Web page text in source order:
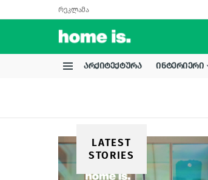
რეკლამა
ᲐᲠᲥᲘᲢᲔᲥᲢᲣᲠᲐ ᲘᲜᲢᲔᲠᲘᲔᲠᲘ
LATEST
STORIES